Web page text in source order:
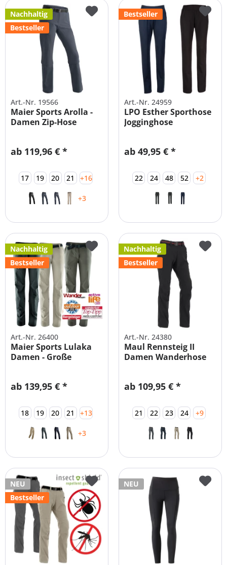
Nachhaltig
Bestseller
Art.-Nr. 19566
Maier Sports Arolla -
Damen Zip-Hose
ab 119,96 € *
17 19 20 21 +16
+3
Bestseller
Art.-Nr. 24959
LPO Esther Sporthose
Jogginghose
ab 49,95 € *
22 24 48 52 +2
Nachhaltig
Bestseller
Art.-Nr. 26400
Maier Sports Lulaka
Damen - Große
ab 139,95 € *
18 19 20 21 +13
+3
Nachhaltig
Bestseller
Art.-Nr. 24380
Maul Rennsteig II
Damen Wanderhose
ab 109,95 € *
21 22 23 24 +9
NEU
Bestseller
NEU